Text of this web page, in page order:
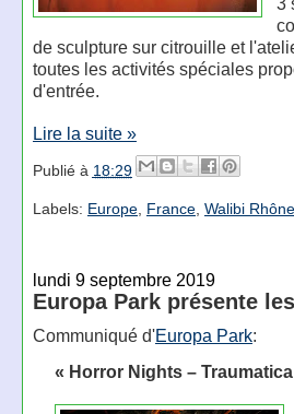
de sculpture sur citrouille et
toutes les activités spéciales
d'entrée.
Lire la suite »
Publié à 18:29
Labels: Europe, France, Walibi
lundi 9 septembre 2019
Europa Park présente
Communiqué d'Europa Park:
« Horror Nights –